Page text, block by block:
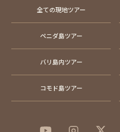
全ての現地ツアー
ペニダ島ツアー
バリ島内ツアー
コモド島ツアー